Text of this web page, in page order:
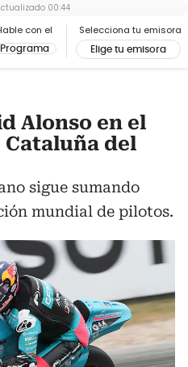
con el
Programa
Selecciona tu emisora
Elige tu emisora
00:44
Alonso en el
Cataluña del
sigue sumando
mundial de pilotos.